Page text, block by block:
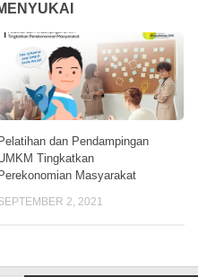
Pelatihan dan Pendampingan
Tingkatkan
Perekonomian Masyarakat
2, 2021